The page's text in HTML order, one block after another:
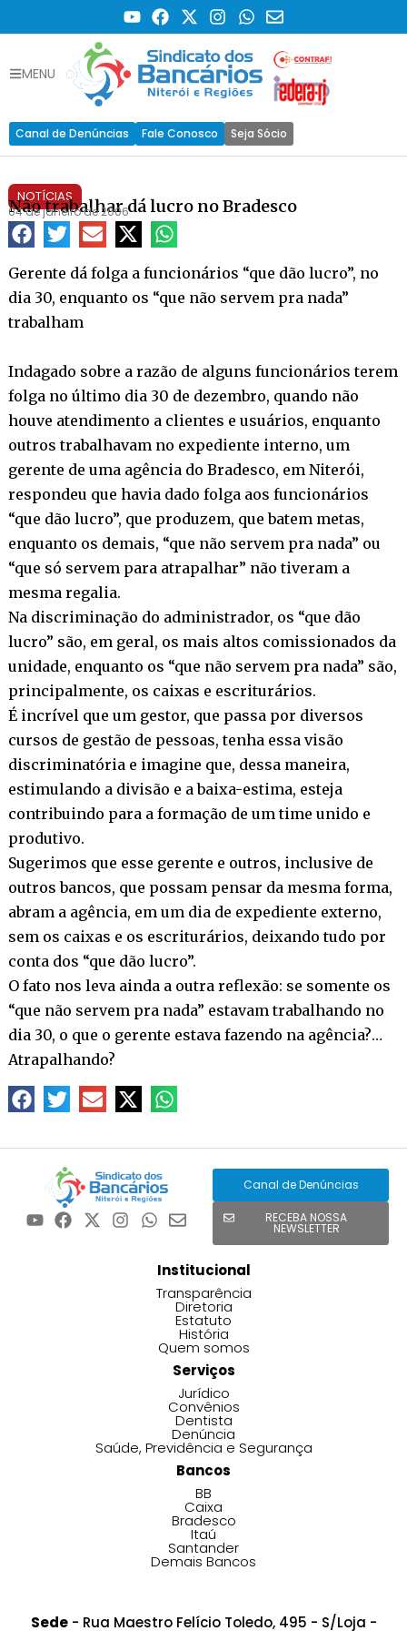
MENU
Canal de Denúncias Fale Conosco Seja Sócio
NOTÍCIAS
Não trabalhar dá lucro no Bradesco
04 de janeiro de 2006
Gerente dá folga a funcionários “que dão lucro”, no
dia 30, enquanto os “que não servem pra nada”
trabalham
Indagado sobre a razão de alguns funcionários terem
folga no último dia 30 de dezembro, quando não
houve atendimento a clientes e usuários, enquanto
outros trabalhavam no expediente interno, um
gerente de uma agência do Bradesco, em Niterói,
respondeu que havia dado folga aos funcionários
“que dão lucro”, que produzem, que batem metas,
enquanto os demais, “que não servem pra nada” ou
“que só servem para atrapalhar” não tiveram a
mesma regalia.
Na discriminação do administrador, os “que dão
lucro” são, em geral, os mais altos comissionados da
unidade, enquanto os “que não servem pra nada” são,
principalmente, os caixas e escriturários.
É incrível que um gestor, que passa por diversos
cursos de gestão de pessoas, tenha essa visão
discriminatória e imagine que, dessa maneira,
estimulando a divisão e a baixa-estima, esteja
contribuindo para a formação de um time unido e
produtivo.
Sugerimos que esse gerente e outros, inclusive de
outros bancos, que possam pensar da mesma forma,
abram a agência, em um dia de expediente externo,
sem os caixas e os escriturários, deixando tudo por
conta dos “que dão lucro”.
O fato nos leva ainda a outra reflexão: se somente os
“que não servem pra nada” estavam trabalhando no
dia 30, o que o gerente estava fazendo na agência?…
Atrapalhando?
Canal de Denúncias
RECEBA NOSSA
NEWSLETTER
Institucional
Transparência
Diretoria
Estatuto
História
Quem somos
Serviços
Jurídico
Convênios
Dentista
Denúncia
Saúde, Previdência e Segurança
Bancos
BB
Caixa
Bradesco
Itaú
Santander
Demais Bancos
Sede- Rua Maestro Felício Toledo, 495 - S/Loja -